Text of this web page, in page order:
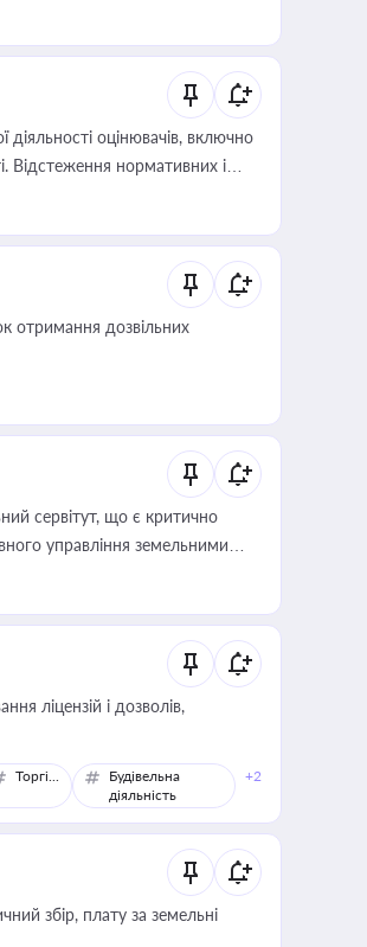
оцінювачів, включно
Відстеження нормативних і
час оподаткування,
діяльності
отримання дозвільних
сервітут, що є критично
управління земельними
ліцензій і дозволів,
Торгівля
Будівельна
діяльність
+2
збір, плату за земельні